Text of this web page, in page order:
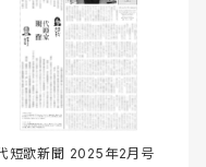
短歌新聞 2025年2月号